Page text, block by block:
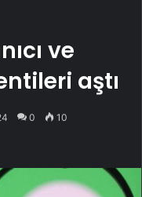
ve
aştı
0 10